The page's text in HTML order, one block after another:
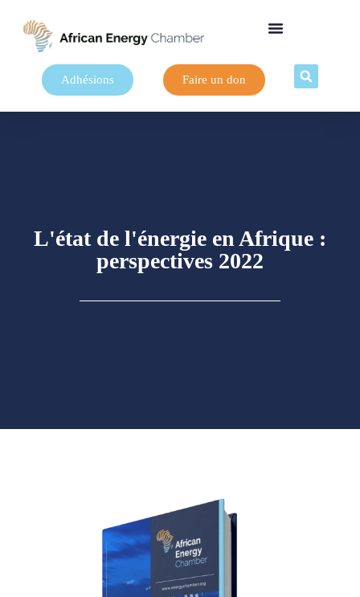
Adhésions Faire un don
L'état de l'énergie en Afrique :
perspectives 2022